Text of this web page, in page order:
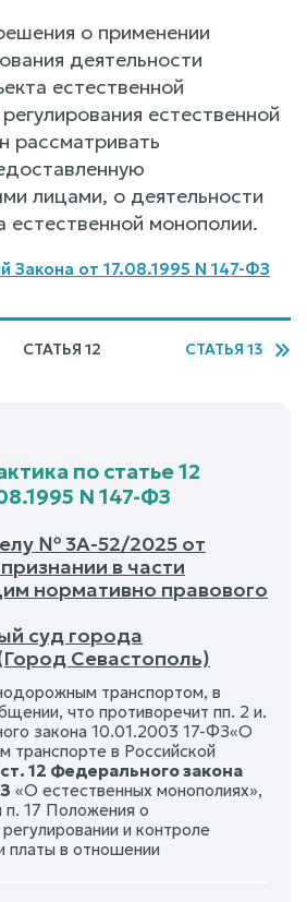
о применении
деятельности
естественной
естественной
рассматривать
лицами, о деятельности
естественной монополии.
Закона от 17.08.1995 N 147-ФЗ
СТАТЬЯ 12 СТАТЬЯ 13
по статье 12
N 147-ФЗ
№ 3А-52/2025 от
в части
нормативно правового
суд города
Севастополь)
транспортом, в
что противоречит пп. 2 и.
закона 10.01.2003 17-ФЗ«О
транспорте в Российской
ст. 12 Федерального закона
«О естественных монополиях»,
п. 17 Положения о
и контроле
платы в отношении